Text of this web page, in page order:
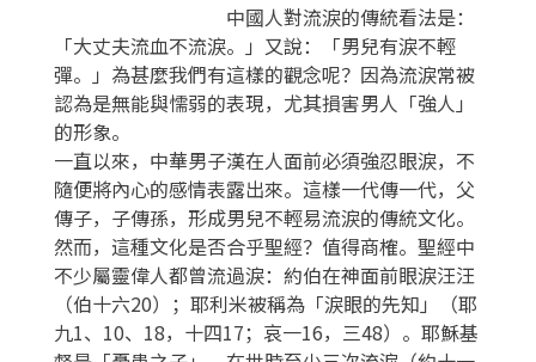
中國人對流淚的傳統看法是：
「大丈夫流血不流淚。」又說：「男兒有淚不輕
彈。」為甚麼我們有這樣的觀念呢？因為流淚常被
認為是無能與懦弱的表現，尤其損害男人「強人」
的形象。
一直以來，中華男子漢在人面前必須強忍眼淚，不
隨便將內心的感情表露出來。這樣一代傳一代，父
傳子，子傳孫，形成男兒不輕易流淚的傳統文化。
然而，這種文化是否合乎聖經？值得商榷。聖經中
不少屬靈偉人都曾流過淚：約伯在神面前眼淚汪汪
（伯十六20）；耶利米被稱為「淚眼的先知」（耶
九1、10、18，十四17；哀一16，三48）。耶穌基